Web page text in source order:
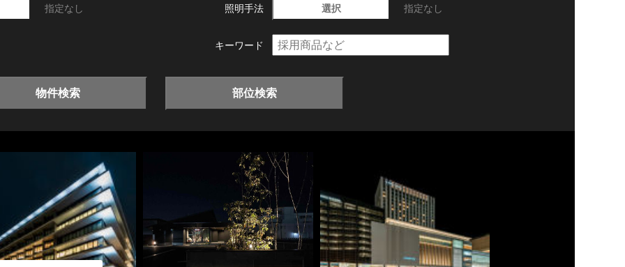
指定なし 照明手法 選択 指定なし
キーワード
物件検索 部位検索